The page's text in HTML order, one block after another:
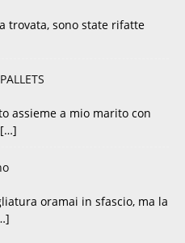
trovata, sono state rifatte
assieme a mio marito con
oramai in sfascio, ma la